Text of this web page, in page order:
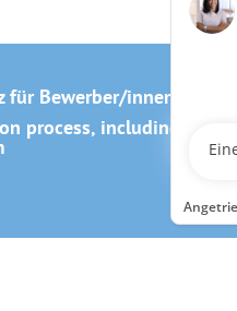
für Bewerber/innen
process, including the